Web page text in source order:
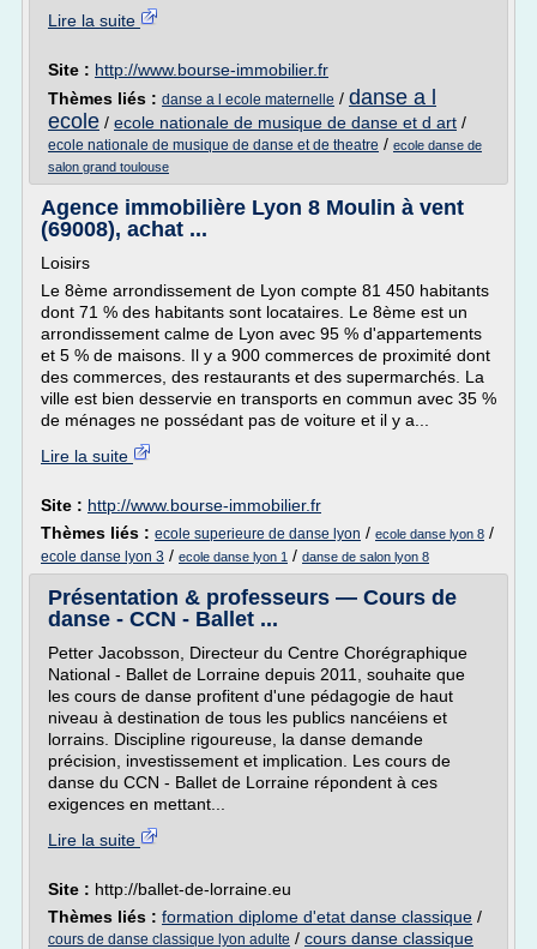
Lire la suite
Site : http://www.bourse-immobilier.fr
Thèmes liés : danse a l ecole maternelle / danse a l
ecole / ecole nationale de musique de danse et d art /
ecole nationale de musique de danse et de theatre / ecole danse de
salon grand toulouse
Agence immobilière Lyon 8 Moulin à vent
(69008), achat ...
Loisirs
Le 8ème arrondissement de Lyon compte 81 450 habitants
dont 71 % des habitants sont locataires. Le 8ème est un
arrondissement calme de Lyon avec 95 % d'appartements
et 5 % de maisons. Il y a 900 commerces de proximité dont
des commerces, des restaurants et des supermarchés. La
ville est bien desservie en transports en commun avec 35 %
de ménages ne possédant pas de voiture et il y a...
Lire la suite
Site : http://www.bourse-immobilier.fr
Thèmes liés : ecole superieure de danse lyon / ecole danse lyon 8 /
ecole danse lyon 3 / ecole danse lyon 1 / danse de salon lyon 8
Présentation & professeurs — Cours de
danse - CCN - Ballet ...
Petter Jacobsson, Directeur du Centre Chorégraphique
National - Ballet de Lorraine depuis 2011, souhaite que
les cours de danse profitent d'une pédagogie de haut
niveau à destination de tous les publics nancéiens et
lorrains. Discipline rigoureuse, la danse demande
précision, investissement et implication. Les cours de
danse du CCN - Ballet de Lorraine répondent à ces
exigences en mettant...
Lire la suite
Site : http://ballet-de-lorraine.eu
Thèmes liés : formation diplome d'etat danse classique /
cours de danse classique lyon adulte / cours danse classique